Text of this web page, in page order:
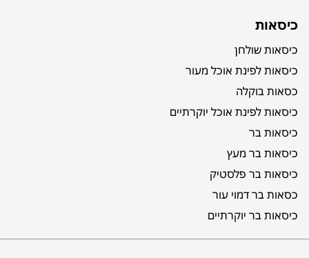
כיסאות
כיסאות שולחן
כיסאות לפינת אוכל מעור
כסאות בוקלה
כיסאות לפינת אוכל יוקרתיים
כיסאות בר
כיסאות בר מעץ
כיסאות בר פלסטיק
כסאות בר דמוי עור
כיסאות בר יוקרתיים